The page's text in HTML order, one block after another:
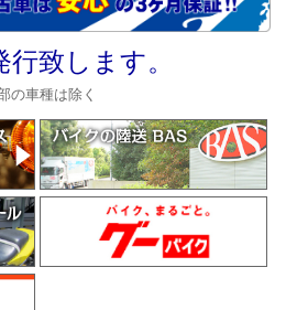
行致します。
の車種は除く